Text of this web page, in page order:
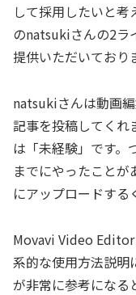
して採用したいと考
のnatsukiさんの2ラ
提供いただいており
natsukiさんは動画
記事を投稿してくれ
は「未経験」です。
までにやったこと
にアップロードする
Movavi Video
系的な使用方法説
が非常に参考になる